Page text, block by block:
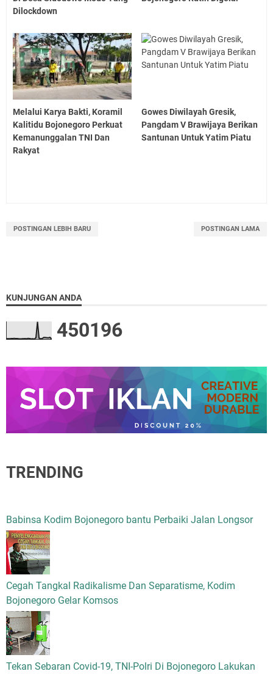
Dilockdown
Melalui Karya Bakti, Koramil
Kalitidu Bojonegoro Perkuat
Kemanunggalan TNI Dan
Rakyat
Gowes Diwilayah Gresik,
Pangdam V Brawijaya Berikan
Santunan Untuk Yatim Piatu
POSTINGAN LEBIH BARU POSTINGAN LAMA
KUNJUNGAN ANDA
450196
TRENDING
Babinsa Kodim Bojonegoro bantu Perbaiki Jalan Longsor
Cegah Tangkal Radikalisme Dan Separatisme, Kodim
Bojonegoro Gelar Komsos
Tekan Sebaran Covid-19, TNI-Polri Di Bojonegoro Lakukan